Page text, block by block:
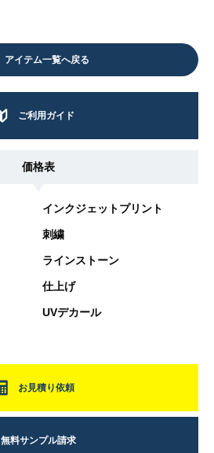
ご利用ガイド
価格表
インクジェットプリント
刺繍
ラインストーン
仕上げ
UVデカール
お見積り依頼
無料サンプル請求
アイテム一覧へ戻る